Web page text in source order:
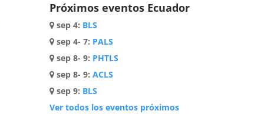
Próximos eventos Ecuador
sep 4: BLS
sep 4- 7: PALS
sep 8- 9: PHTLS
sep 8- 9: ACLS
sep 9: BLS
Ver todos los eventos próximos